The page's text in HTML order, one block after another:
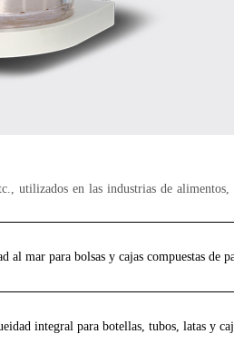
utilizados en las industrias de alimentos,
al mar para bolsas y cajas compuestas de
integral para botellas, tubos, latas y